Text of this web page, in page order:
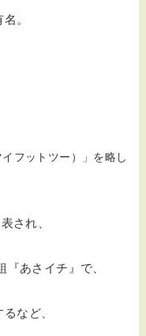
。
フットツー）」を略し
され、
あさイチ』で、
など、